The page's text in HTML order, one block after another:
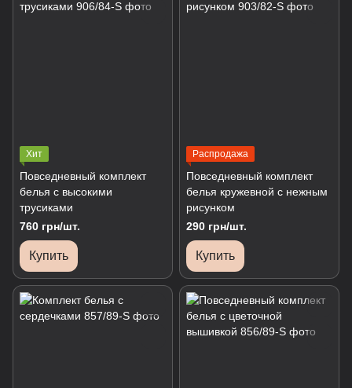
Хит
Повседневный комплект
белья с высокими
трусиками
760 грн/шт.
Купить
Распродажа
Повседневный комплект
белья кружевной с нежным
рисунком
290 грн/шт.
Купить